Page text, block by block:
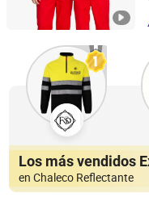
en Chaleco Reflectante